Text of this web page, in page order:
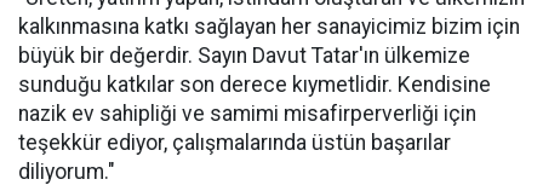
kalkınmasına katkı sağlayan her sanayicimiz bizim için
büyük bir değerdir. Sayın Davut Tatar'ın ülkemize
sunduğu katkılar son derece kıymetlidir. Kendisine
nazik ev sahipliği ve samimi misafirperverliği için
teşekkür ediyor, çalışmalarında üstün başarılar
diliyorum."